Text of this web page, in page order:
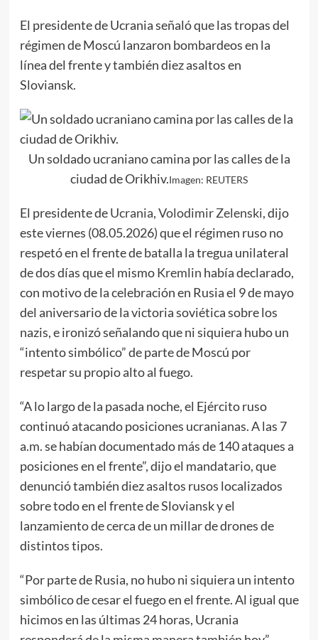
El presidente de Ucrania señaló que las tropas del
régimen de Moscú lanzaron bombardeos en la
línea del frente y también diez asaltos en
Sloviansk.
Un soldado ucraniano camina por las calles de la
ciudad de Orikhiv.Imagen: REUTERS
El presidente deUcrania,Volodimir Zelenski, dijo
este viernes (08.05.2026) que el régimen ruso no
respetó en el frente de batalla la tregua unilateral
de dos días que el mismoKremlin había declarado,
con motivo de la celebración en Rusia el 9 de mayo
del aniversario de la victoria soviética sobre los
nazis, e ironizó señalando que ni siquiera hubo un
“intento simbólico” de parte de Moscú por
respetar su propio alto al fuego.
“A lo largo de la pasada noche, el Ejército ruso
continuó atacando posiciones ucranianas. A las 7
a.m. se habían documentado más de 140 ataques a
posiciones en el frente”, dijo el mandatario, que
denunció también diez asaltos rusos localizados
sobre todo en el frente de Sloviansk y el
lanzamiento de cerca de un millar de drones de
distintos tipos.
“Por parte de Rusia, no hubo ni siquiera un intento
simbólico de cesar el fuego en el frente. Al igual que
hicimos en las últimas 24 horas, Ucrania